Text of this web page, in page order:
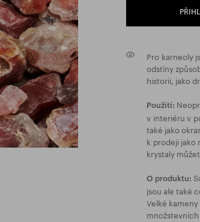
Pro karneoly
odstíny
historii, jako
Použití:
v interiéru v
také jako
k prodeji jako
krystaly
O produktu:
jsou ale také
Velké